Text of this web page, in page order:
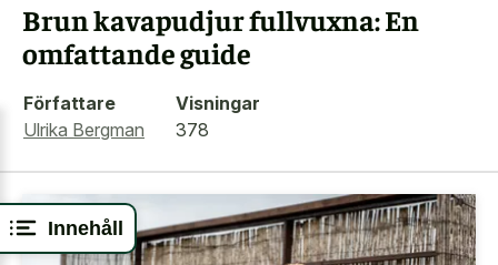
Innehåll
Brun kavapudjur fullvuxna: En
omfattande guide
Författare
Ulrika Bergman
Visningar
378